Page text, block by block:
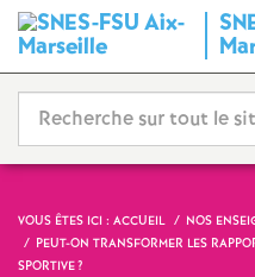
VOUS ÊTES ICI : ACCUEIL
NOS
PEUT-ON TRANSFORMER LES
SPORTIVE?